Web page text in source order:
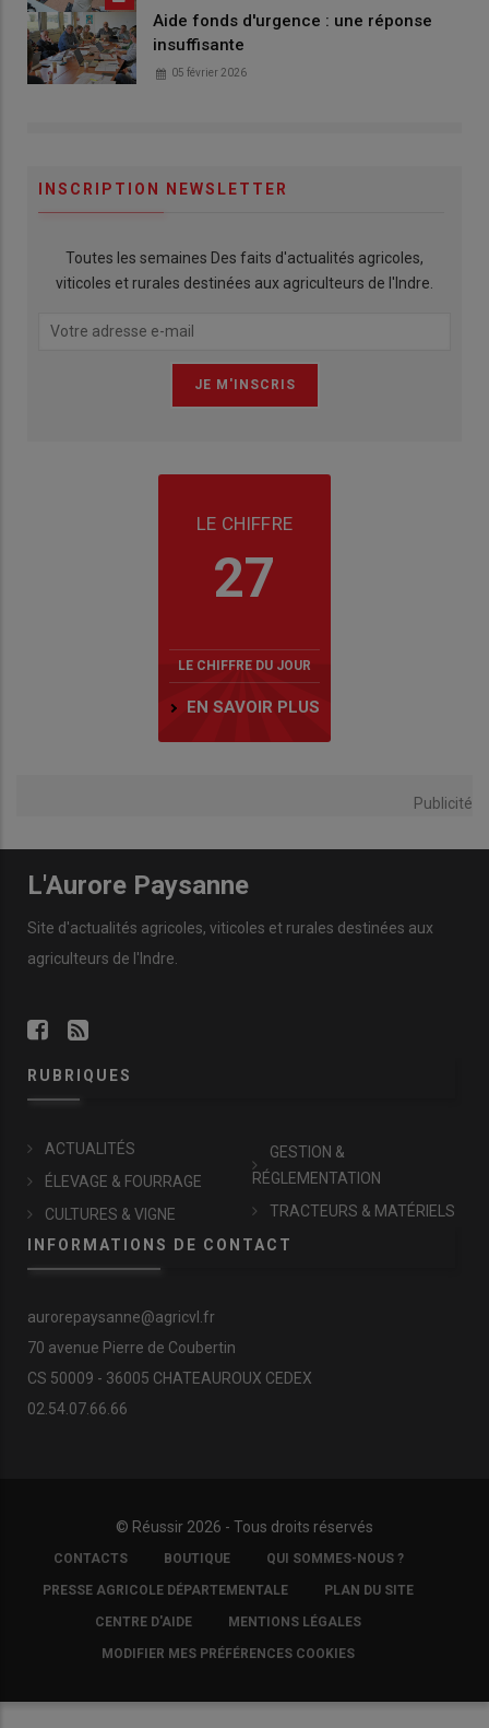
Aide fonds d'urgence : une réponse
insuffisante
05 février 2026
INSCRIPTION NEWSLETTER
Toutes les semaines Des faits d'actualités agricoles,
viticoles et rurales destinées aux agriculteurs de l'Indre.
LE CHIFFRE
27
LE CHIFFRE DU JOUR
EN SAVOIR PLUS
Publicité
L'Aurore Paysanne
Site d'actualités agricoles, viticoles et rurales destinées aux
agriculteurs de l'Indre.
RUBRIQUES
ACTUALITÉS
ÉLEVAGE & FOURRAGE
CULTURES & VIGNE
GESTION &
RÉGLEMENTATION
TRACTEURS & MATÉRIELS
INFORMATIONS DE CONTACT
aurorepaysanne@agricvl.fr
70 avenue Pierre de Coubertin
CS 50009 - 36005 CHATEAUROUX CEDEX
02.54.07.66.66
© Réussir 2026 - Tous droits réservés
FOOTER
COPYRIGHT
CONTACTS BOUTIQUE QUI SOMMES-NOUS ?
PRESSE AGRICOLE DÉPARTEMENTALE PLAN DU SITE
CENTRE D'AIDE MENTIONS LÉGALES
MODIFIER MES PRÉFÉRENCES COOKIES